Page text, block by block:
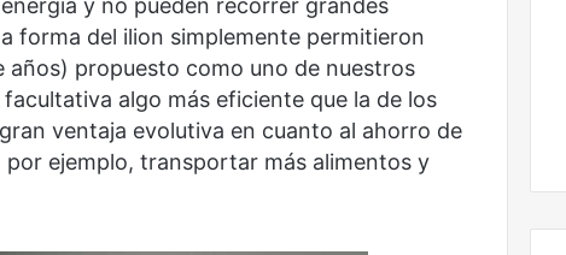
y no pueden recorrer grandes
forma del ilion simplemente permitieron
años) propuesto como uno de nuestros
algo más eficiente que la de los
ventaja evolutiva en cuanto al ahorro de
ejemplo, transportar más alimentos y
No murió de amor